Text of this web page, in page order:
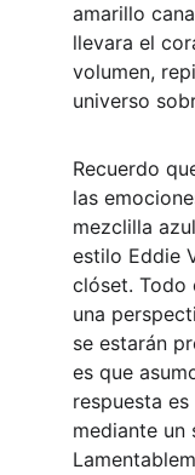
amarillo
llevara el
volumen,
universo
Recuerdo
las
mezclilla
estilo Eddie
clóset. Todo
una
se estarán
es que
respuesta
mediante un